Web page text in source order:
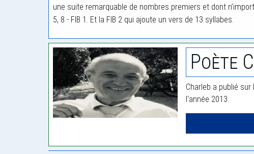
une suite remarquable de nombres premiers et dont
5, 8 - FIB 1. Et la FIB 2 qui ajoute un vers de 13 syllabes.
Poète
Charleb a publié
l'année 2013.